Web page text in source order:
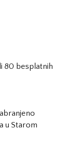
80 besplatnih
u Starom